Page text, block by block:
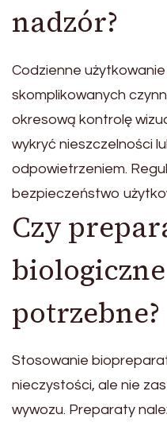
nadzór?
Codzienne
skomplikowanych
okresową kontrolę
wykryć nieszczelności
odpowietrzeniem.
bezpieczeństwo
Czy
potrzebne?
Stosowanie
nieczystości, ale nie
wywozu. Preparaty